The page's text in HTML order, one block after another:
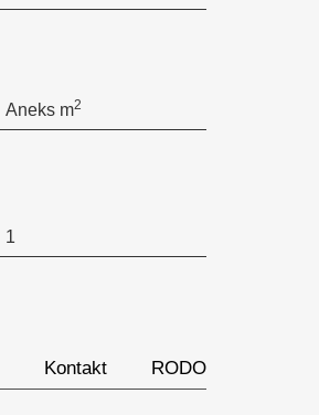
Aneks m2
1
Kontakt RODO